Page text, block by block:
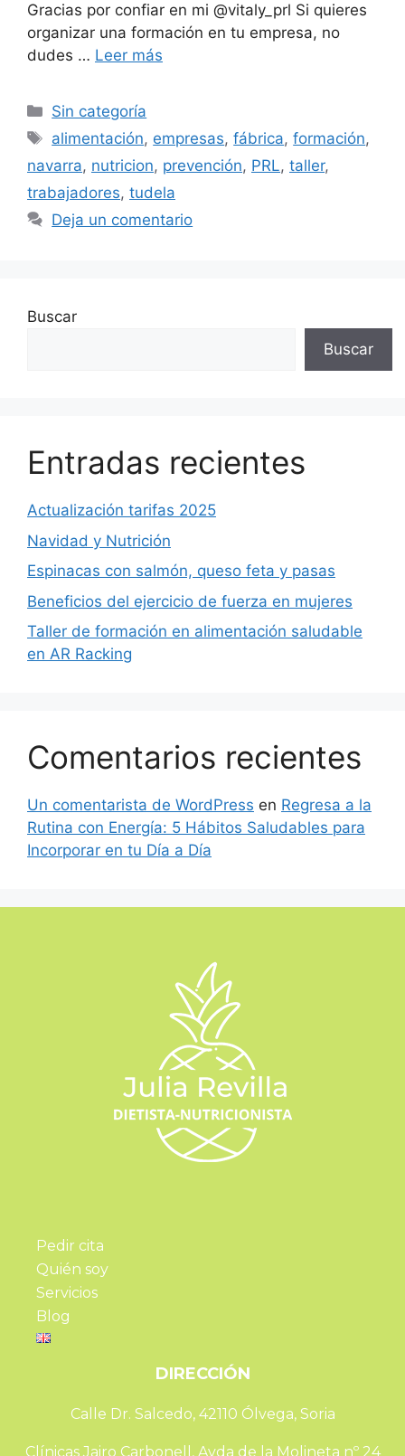
Gracias por confiar en mi @vitaly_prl Si quieres
organizar una formación en tu empresa, no
dudes … Leer más
Sin categoría
alimentación, empresas,fábrica,formación,
navarra, nutricion, prevención, PRL, taller,
trabajadores, tudela
Deja un comentario
Buscar
Buscar
Entradas recientes
Actualización tarifas 2025
Navidad y Nutrición
Espinacas con salmón, queso feta y pasas
Beneficios del ejercicio de fuerza en mujeres
Taller de formación en alimentación saludable
en AR Racking
Comentarios recientes
Un comentarista de WordPress en Regresa a la
Rutina con Energía: 5 Hábitos Saludables para
Incorporar en tu Día a Día
Pedir cita
Quién soy
Servicios
Blog
DIRECCIÓN
Calle Dr. Salcedo, 42110 Ólvega, Soria
Clínicas Jairo Carbonell, Avda de la Molineta nº 24